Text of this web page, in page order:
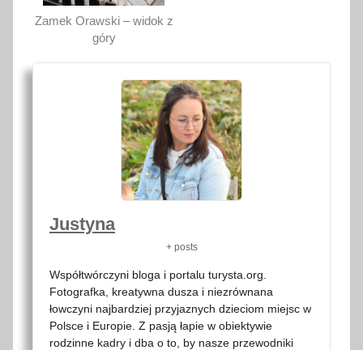
Zamek Orawski – widok z
góry
Justyna
+ posts
Współtwórczyni bloga i portalu turysta.org.
Fotografka, kreatywna dusza i niezrównana
łowczyni najbardziej przyjaznych dzieciom miejsc w
Polsce i Europie. Z pasją łapie w obiektywie
rodzinne kadry i dba o to, by nasze przewodniki